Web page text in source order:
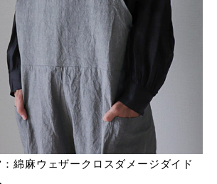
綿麻ウェザークロスダメージダイド